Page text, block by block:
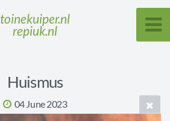
toinekuiper.nl
repiuk.nl
Huismus
04 June 2023